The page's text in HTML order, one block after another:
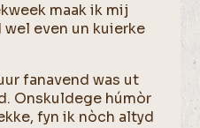
maak ik mij
even un kuierke
fanavend was ut
Onskuldege húmòr
fyn ik nòch altyd